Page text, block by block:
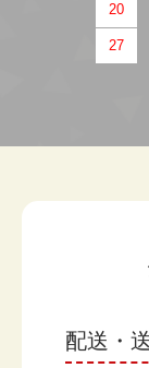
20
27
配送・